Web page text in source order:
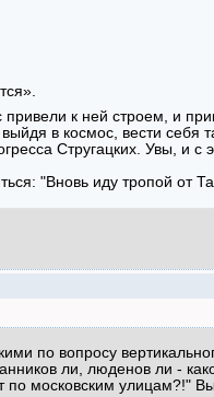
к ней строем, и
в космос, вести себя
Стругацких. Увы, и с
"Вновь иду тропой от
по вопросу
ли, люденов ли -
московским улицам?!"